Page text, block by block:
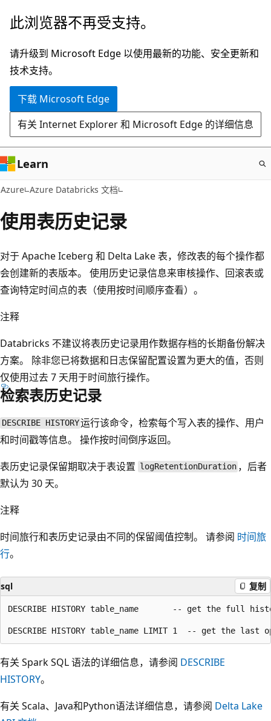
跳
主
要
内
此浏览器不再受支持。
请升级到 Microsoft Edge 以使用最新的功能、安全更新和
技术支持。
下载 Microsoft Edge
有关 Internet Explorer 和 Microsoft Edge 的详细信息
Learn
Azure Azure Databricks 文档
使用表历史记录
对于 Apache Iceberg 和 Delta Lake 表，修改表的每个操作都
会创建新的表版本。 使用历史记录信息来审核操作、回滚表或
查询特定时间点的表（使用按时间顺序查看）。
注释
Databricks 不建议将表历史记录用作数据存档的长期备份解决
方案。 除非您已将数据和日志保留配置设置为更大的值，否则
仅使用过去 7 天用于时间旅行操作。
检索表历史记录
DESCRIBE HISTORY运行该命令，检索每个写入表的操作、用户
和时间戳等信息。 操作按时间倒序返回。
表历史记录保留期取决于表设置 logRetentionDuration ，后者
默认为 30 天。
注释
时间旅行和表历史记录由不同的保留阈值控制。 请参阅 时间旅
行。
sql 复制
DESCRIBE HISTORY table_name       -- get the full
有关 Spark SQL 语法的详细信息，请参阅 DESCRIBE
HISTORY。
有关 Scala、Java和Python语法详细信息，请参阅 Delta Lake